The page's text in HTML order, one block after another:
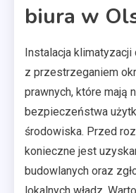
biura w
Instalacja
z przestrzeganiem
prawnych, które mają
bezpieczeństwa
środowiska. Przed
konieczne jest
budowlanych oraz